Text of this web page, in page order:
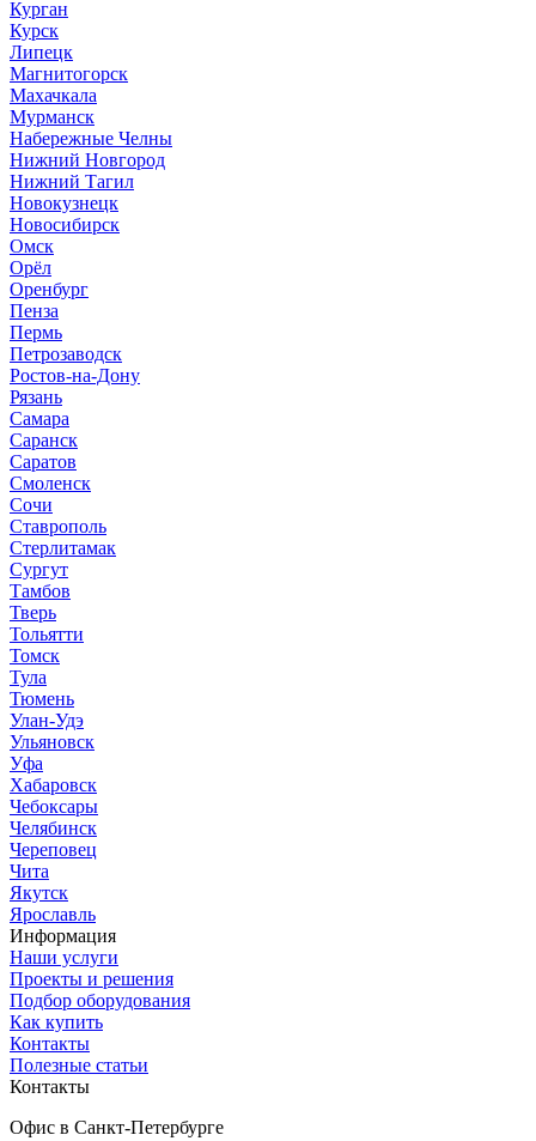
Курган
Курск
Липецк
Магнитогорск
Махачкала
Мурманск
Набережные Челны
Нижний Новгород
Нижний Тагил
Новокузнецк
Новосибирск
Омск
Орёл
Оренбург
Пенза
Пермь
Петрозаводск
Ростов-на-Дону
Рязань
Самара
Саранск
Саратов
Смоленск
Сочи
Ставрополь
Стерлитамак
Сургут
Тамбов
Тверь
Тольятти
Томск
Тула
Тюмень
Улан-Удэ
Ульяновск
Уфа
Хабаровск
Чебоксары
Челябинск
Череповец
Чита
Якутск
Ярославль
Информация
Наши услуги
Проекты и решения
Подбор оборудования
Как купить
Контакты
Полезные статьи
Контакты
Офис в Санкт-Петербурге